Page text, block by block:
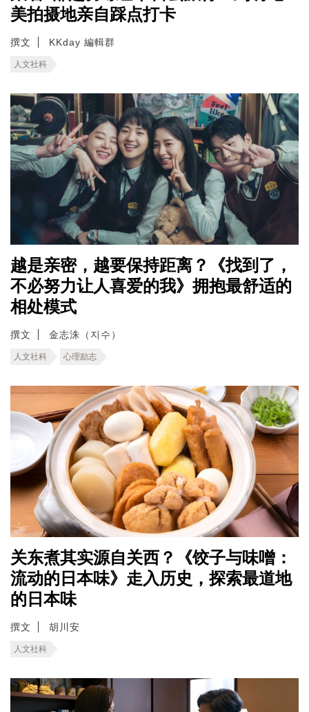
美拍摄地亲自踩点打卡
撰文 KKday 編輯群
人文社科
越是亲密，越要保持距离？《找到了，
不必努力让人喜爱的我》拥抱最舒适的
相处模式
撰文 金志洙（지수）
人文社科 心理励志
关东煮其实源自关西？《饺子与味噌：
流动的日本味》走入历史，探索最道地
的日本味
撰文 胡川安
人文社科